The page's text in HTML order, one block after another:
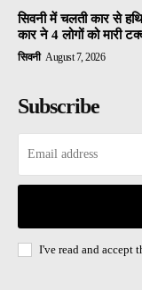
सिवनी में चलती कार से
कार ने 4 लोगों को मारी
सिवनी August 7, 2026
Subscribe
I've read and accept